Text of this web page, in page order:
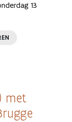
13
met